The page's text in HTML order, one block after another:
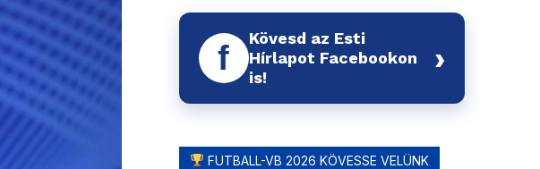
f
Kövesd az Esti
Hírlapot Facebookon
is!
›
FUTBALL-VB 2026 KÖVESSE VELÜNK